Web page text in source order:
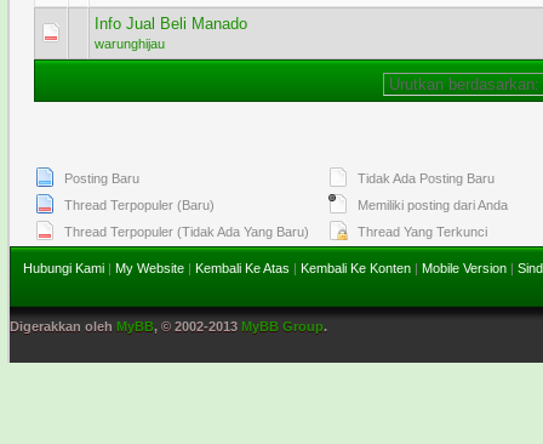
Info Jual Beli Manado
warunghijau
2 Voting - 1.5 dari 5 secara Rata-rata
1
Posting Baru
Thread Terpopuler (Baru)
Thread Terpopuler (Tidak Ada Yang Baru)
Tidak Ada Posting Baru
Memiliki posting dari Anda
Thread Yang Terkunci
Hubungi Kami | My Website | Kembali Ke Atas | Kembali Ke Konten | Mobile Version |
Digerakkan oleh MyBB, © 2002-2013 MyBB Group.